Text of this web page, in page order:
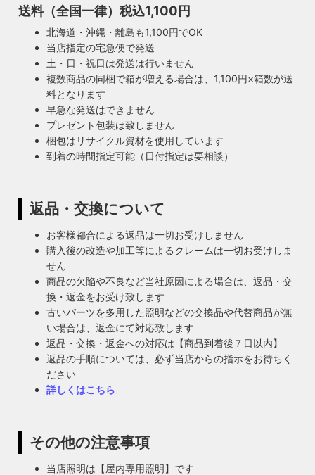
送料（全国一律）税込1,100円
北海道・沖縄・離島も1,100円でOK
当店指定の宅急便で発送
土・日・祝日は発送は行いません
複数商品の同梱で箱が増える場合は、1,100円×箱数が送
料となります
早急な発送はできません
プレゼント包装は致しません
梱包はリサイクル資材を使用しています
到着の時間指定可能（日付指定は要相談）
返品・交換について
お客様都合による返品は一切お受けしません
購入後の改造や加工等によるクレームは一切お受けしま
せん
商品の欠陥や不良など当社原因による場合は、返品・交
換・返金をお受け致します
古いパーツを多用した照明などの交換品や代替商品が無
い場合は、返金にて対応致します
返品・交換・返金への対応は【商品到着後７日以内】
返品の手順については、必ず当店からの指示をお待ちく
ださい
詳しくはこちら
その他の注意事項
当店照明は【屋内専用照明】です